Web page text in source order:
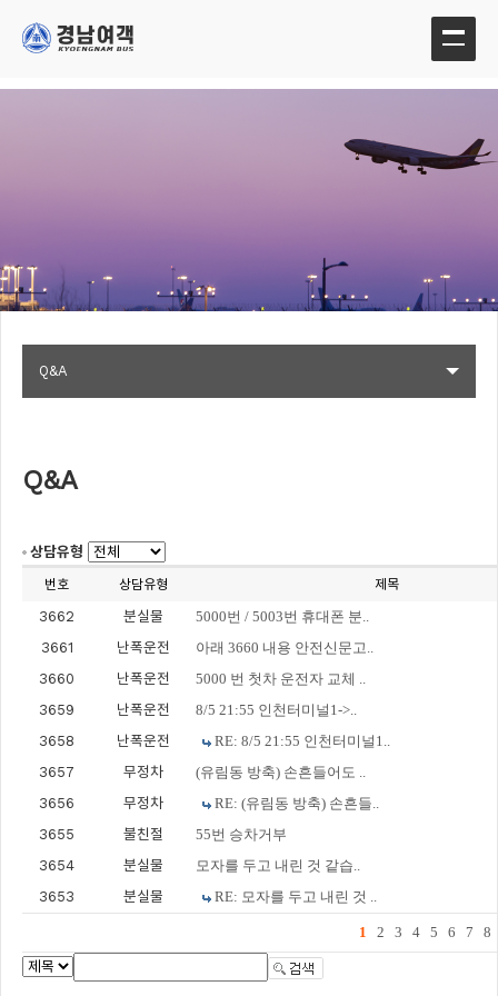
Q&A
Q&A
상담유형
번호 상담유형 제목
3662 분실물
5000번 / 5003번 휴대폰 분..
3661
난폭운전
아래 3660 내용 안전신문고..
3660
난폭운전
5000 번 첫차 운전자 교체 ..
3659
난폭운전
8/5 21:55 인천터미널1->..
3658
난폭운전
RE: 8/5 21:55 인천터미널1..
3657
무정차
(유림동 방축) 손흔들어도 ..
3656
무정차
RE: (유림동 방축) 손흔들..
3655
불친절
55번 승차거부
3654
분실물
모자를 두고 내린 것 같습..
3653
분실물 RE: 모자를 두고 내린 것 ..
1 2 3 4 5 6 7 8